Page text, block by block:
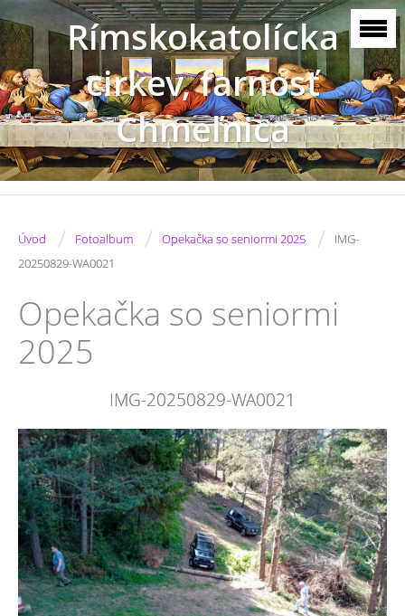
Rímskokatolícka
cirkev, farnosť
Chmeľnica
Úvod / Fotoalbum / Opekačka so seniormi 2025 /
IMG-
20250829-WA0021
Opekačka so seniormi
2025
IMG-20250829-WA0021